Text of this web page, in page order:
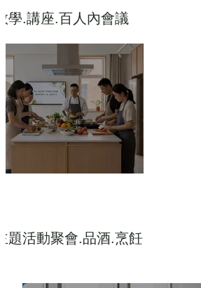
學.講座.百人內會議
題活動聚會.品酒.烹飪